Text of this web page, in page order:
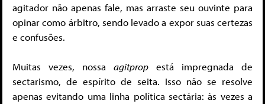
agitador não apenas fale, mas arraste seu ouvinte para
opinar como árbitro, sendo levado a expor suas certezas
e confusões.
Muitas vezes, nossa agitprop está impregnada de
sectarismo, de espírito de seita. Isso não se resolve
apenas evitando uma linha política sectária: às vezes a